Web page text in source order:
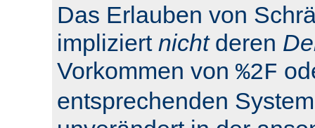
Das Erlauben von
impliziert nichtderen
Vorkommen von %2F
entsprechenden